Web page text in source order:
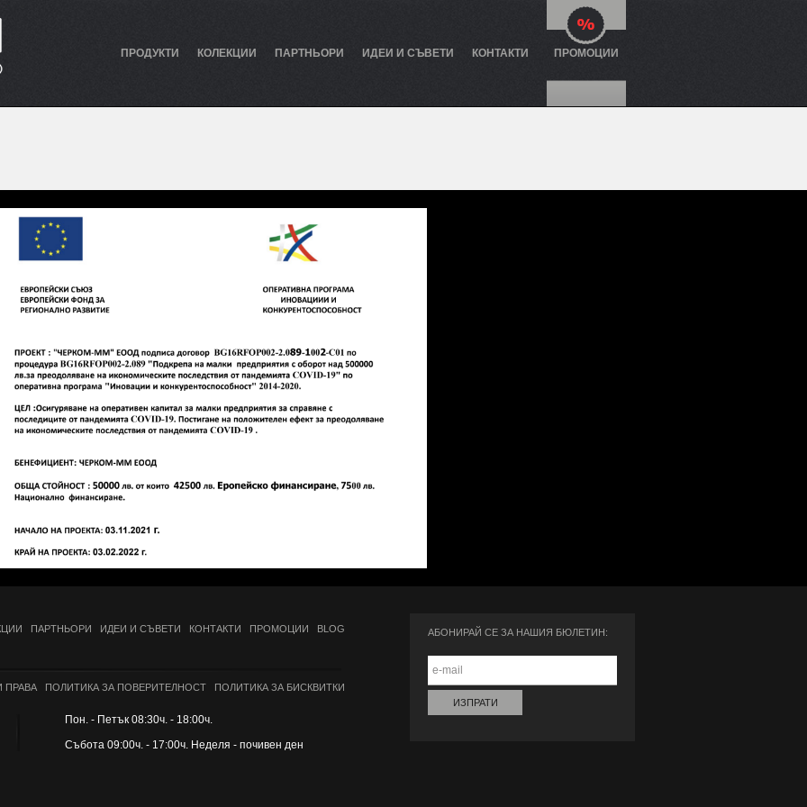
ПРОДУКТИ КОЛЕКЦИИ ПАРТНЬОРИ ИДЕИ И СЪВЕТИ КОНТАКТИ ПРОМОЦИИ
ПАРТНЬОРИ ИДЕИ И СЪВЕТИ КОНТАКТИ ПРОМОЦИИ BLOG
ПРАВА ПОЛИТИКА ЗА ПОВЕРИТЕЛНОСТ ПОЛИТИКА ЗА БИСКВИТКИ
Пон. - Петък 08:30ч. - 18:00ч.
Събота 09:00ч. - 17:00ч. Неделя - почивен ден
АБОНИРАЙ СЕ ЗА НАШИЯ БЮЛЕТИН: